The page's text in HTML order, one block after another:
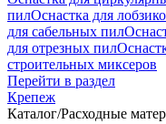
пилОснастка для
для сабельных пил
для отрезных пил
строительных миксеров
Перейти в раздел
Крепеж
Каталог/Расходные